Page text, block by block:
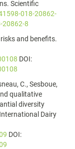
Scientific
018-20862-
8
and benefits.
DOI:
C., Sesboue,
qualitative
diversity
Dairy
DOI: